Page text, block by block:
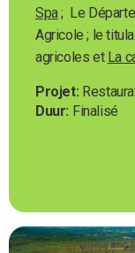
Spa; Le
Agricole ; le
agricoles et La
Projet
Duur Finalisé